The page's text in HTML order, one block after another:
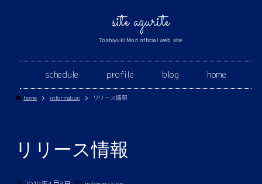
site azurite
Toshiyuki Mori official web site
schedule profile blog home
home information リリース情報
リリース情報